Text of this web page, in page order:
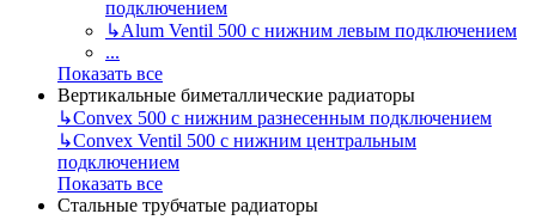
подключением
↳Alum Ventil 500 с нижним левым подключением
...
Показать все
Вертикальные биметаллические радиаторы
↳Convex 500 с нижним разнесенным подключением
↳Convex Ventil 500 с нижним центральным
подключением
Показать все
Стальные трубчатые радиаторы